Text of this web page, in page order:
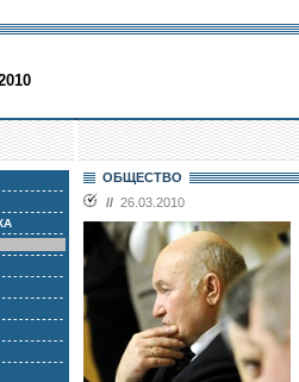
ОБЩЕСТВО
// 26.03.2010